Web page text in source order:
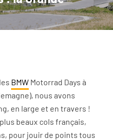
BMW Motorrad Days à
nous avons
en large et en travers !
beaux cols français,
pour jouir de points tous